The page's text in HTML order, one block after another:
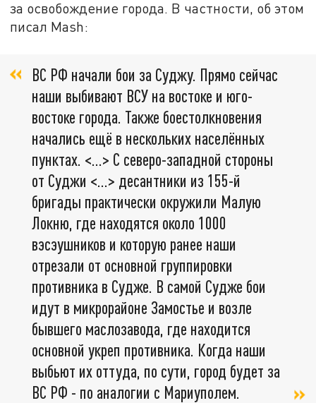
за освобождение города. В частности, об этом
писал Mash:
ВС РФ начали бои за Суджу. Прямо сейчас
наши выбивают ВСУ на востоке и юго-
востоке города. Также боестолкновения
начались ещё в нескольких населённых
пунктах. <…> С северо-западной стороны
от Суджи <…> десантники из 155-й
бригады практически окружили Малую
Локню, где находятся около 1000
вэсэушников и которую ранее наши
отрезали от основной группировки
противника в Судже. В самой Судже бои
идут в микрорайоне Замостье и возле
бывшего маслозавода, где находится
основной укреп противника. Когда наши
выбьют их оттуда, по сути, город будет за
ВС РФ - по аналогии с Мариуполем.